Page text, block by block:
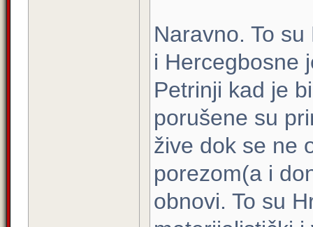
Naravno. To
i Hercegbosne
Petrinji kad je
porušene su
žive dok se ne
porezom(a i
obnovi. To su